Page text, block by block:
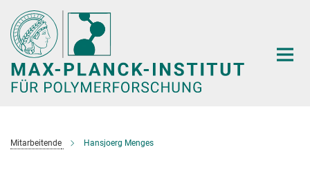
Hauptinhalt
Mitarbeitende Hansjoerg Menges